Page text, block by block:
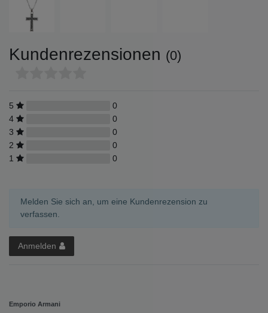
Kundenrezensionen (0)
5
0
4
0
3
0
2
0
1
0
Melden Sie sich an, um eine Kundenrezension zu
verfassen.
Anmelden
Emporio Armani